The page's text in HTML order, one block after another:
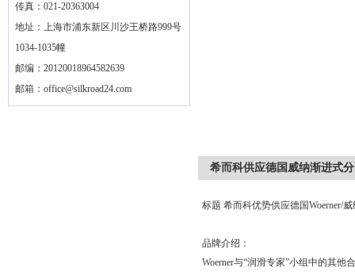
传真：021-20363004
地址：上海市浦东新区川沙王桥路999号
1034-1035幢
邮编：20120018964582639
邮箱： office@silkroad24.com
希而科供应德国威纳渐进式
标题 希而科优势供应德国Woerner/威
品牌介绍：
Woerner与“润滑专家”小组中的其他